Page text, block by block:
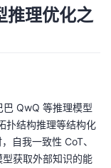
推理优化之
QwQ 等推理模型
扑结构推理等结构化
自我一致性 CoT、
获取外部知识的能